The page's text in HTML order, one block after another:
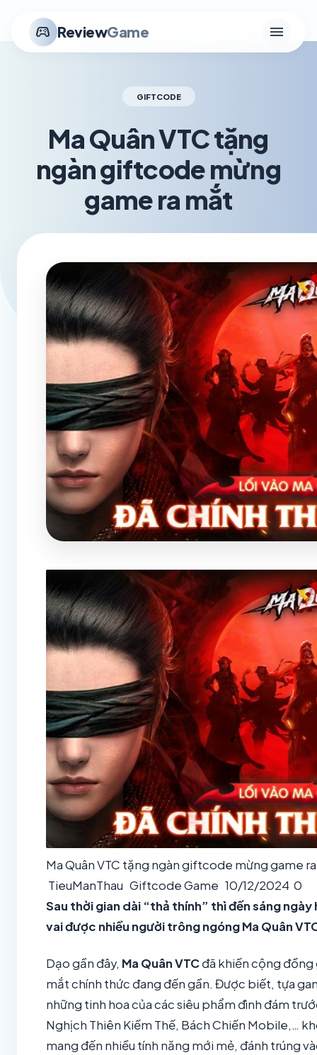
stadia_controller ReviewGame menu
GIFTCODE
Ma Quân VTC tặng
ngàn giftcode mừng
game ra mắt
Ma Quân VTC tặng ngàn giftcode mừng game
TieuManThau Giftcode Game 10/12/2024 0
Sau thời gian dài “thả thính” thì đến sáng
vai được nhiều người trông ngóng Ma Quân
Dạo gần đây, Ma Quân VTCđã khiến cộng
mắt chính thức đang đến gần. Được biết, tựa
những tinh hoa của các siêu phẩm đình đám
Nghịch Thiên Kiếm Thế, Bách Chiến Mobile,…
mang đến nhiều tính năng mới mẻ, đánh trúng